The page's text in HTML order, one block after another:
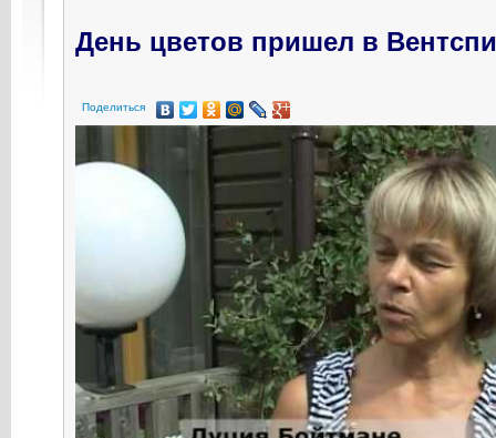
День цветов пришел в
Поделиться